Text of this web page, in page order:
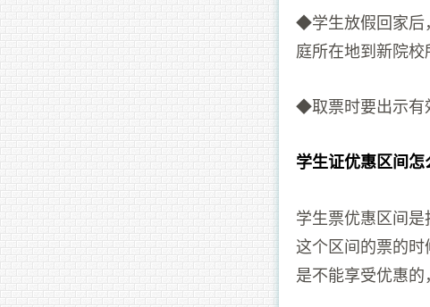
◆学生放假回家后
庭所在地到新院校
◆取票时要出示有
学生证优惠区间怎
学生票优惠区间
这个区间的票的
是不能享受优惠的